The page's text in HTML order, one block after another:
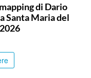
di Dario
Santa Maria del